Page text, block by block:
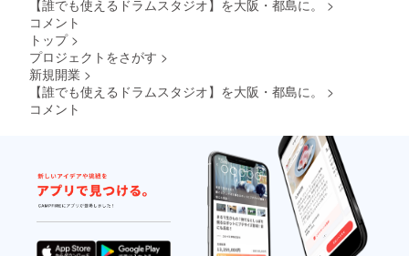
【誰でも使えるドラムスタジオ】を大阪・都島に。
>
コメント
トップ >
プロジェクトをさがす >
新規開業 >
【誰でも使えるドラムスタジオ】を大阪・都島に。
>
コメント